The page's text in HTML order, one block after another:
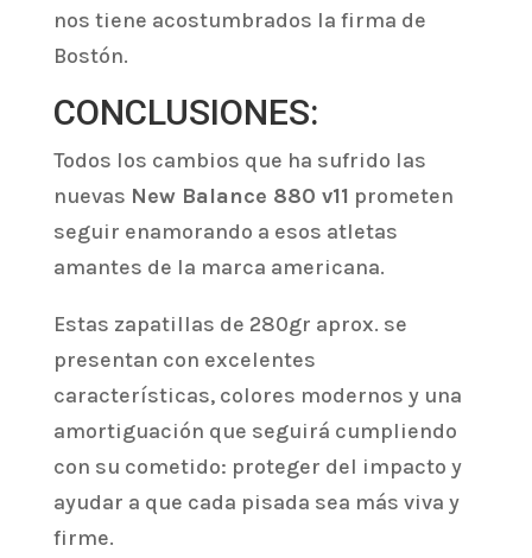
nos tiene acostumbrados la firma de
Bostón.
CONCLUSIONES:
Todos los cambios que ha sufrido las
nuevas New Balance 880 v11 prometen
seguir enamorando a esos atletas
amantes de la marca americana.
Estas zapatillas de 280gr aprox. se
presentan con excelentes
características, colores modernos y una
amortiguación que seguirá cumpliendo
con su cometido: proteger del impacto y
ayudar a que cada pisada sea más viva y
firme.